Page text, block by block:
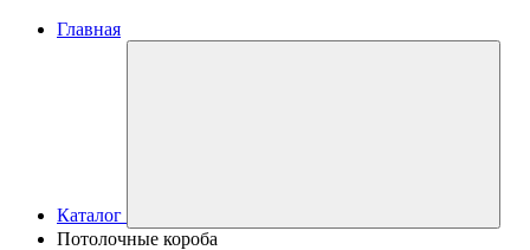
Главная
Каталог
Потолочные короба